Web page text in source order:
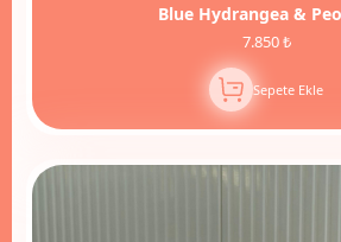
Blue Hydrangea &
7.850 ₺
Sepete Ekle